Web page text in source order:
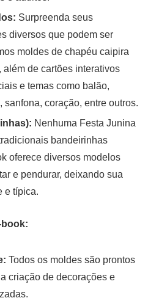
Surpreenda seus
diversos que podem ser
moldes de chapéu caipira
de cartões interativos
e temas como balão,
coração, entre outros.
Nenhuma Festa Junina
bandeirinhas
oferece diversos modelos
e pendurar, deixando sua
e típica.
Todos os moldes são prontos
criação de decorações e